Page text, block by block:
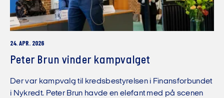
24. APR. 2026
Peter Brun vinder kampvalget
Der var kampvalg til kredsbestyrelsen i Finansforbundet
i Nykredt. Peter Brun havde en elefant med på scenen